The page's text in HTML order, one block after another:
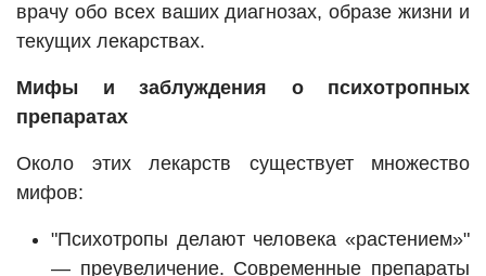
врачу обо всех ваших диагнозах, образе жизни и
текущих лекарствах.
Мифы и заблуждения о психотропных
препаратах
Около этих лекарств существует множество
мифов:
"Психотропы делают человека «растением»"
— преувеличение. Современные препараты